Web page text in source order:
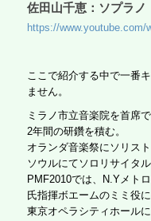
佐田山千恵：ソプラノ
https://
ここで紹介する中で一番
ません。
ミラノ市立音楽院を首席
2年間の研鑽を積む。
オランダ音楽祭にソリス
ソウルにてソロリサイタル
PMF2010では、N.Yメト
氏指揮ボエームのミミ役
東京オペラシティホール